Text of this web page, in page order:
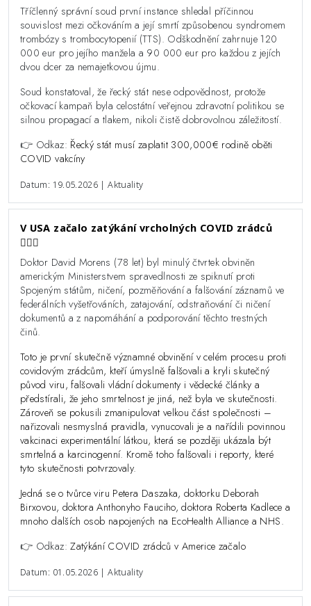
Tříčlenný správní soud první instance shledal příčinnou
souvislost mezi očkováním a její smrtí způsobenou syndromem
trombózy s trombocytopenií (TTS). Odškodnění zahrnuje 120
000 eur pro jejího manžela a 90 000 eur pro každou z jejích
dvou dcer za nemajetkovou újmu.
Soud konstatoval, že řecký stát nese odpovědnost, protože
očkovací kampaň byla celostátní veřejnou zdravotní politikou se
silnou propagací a tlakem, nikoli čistě dobrovolnou záležitostí.
👉 Odkaz: Řecký stát musí zaplatit 300,000€ rodině oběti
COVID vakcíny
Datum: 19.05.2026 | Aktuality
V USA začalo zatýkání vrcholných COVID zrádců
👮🏻‍♂️
Doktor David Morens (78 let) byl minulý čtvrtek obviněn
americkým Ministerstvem spravedlnosti ze spiknutí proti
Spojeným státům, ničení, pozměňování a falšování záznamů ve
federálních vyšetřováních, zatajování, odstraňování či ničení
dokumentů a z napomáhání a podporování těchto trestných
činů.
Toto je první skutečně významné obvinění v celém procesu proti
covidovým zrádcům, kteří úmyslně falšovali a kryli skutečný
původ viru, falšovali vládní dokumenty i vědecké články a
předstírali, že jeho smrtelnost je jiná, než byla ve skutečnosti.
Zároveň se pokusili zmanipulovat velkou část společnosti –
nařizovali nesmyslná pravidla, vynucovali je a nařídili povinnou
vakcinaci experimentální látkou, která se později ukázala být
smrtelná a karcinogenní. Kromě toho falšovali i reporty, které
tyto skutečnosti potvrzovaly.
Jedná se o tvůrce viru Petera Daszaka, doktorku Deborah
Birxovou, doktora Anthonyho Fauciho, doktora Roberta Kadlece a
mnoho dalších osob napojených na EcoHealth Alliance a NHS.
👉 Odkaz:Zatýkání COVID zrádců v Americe začalo
Datum: 01.05.2026 | Aktuality